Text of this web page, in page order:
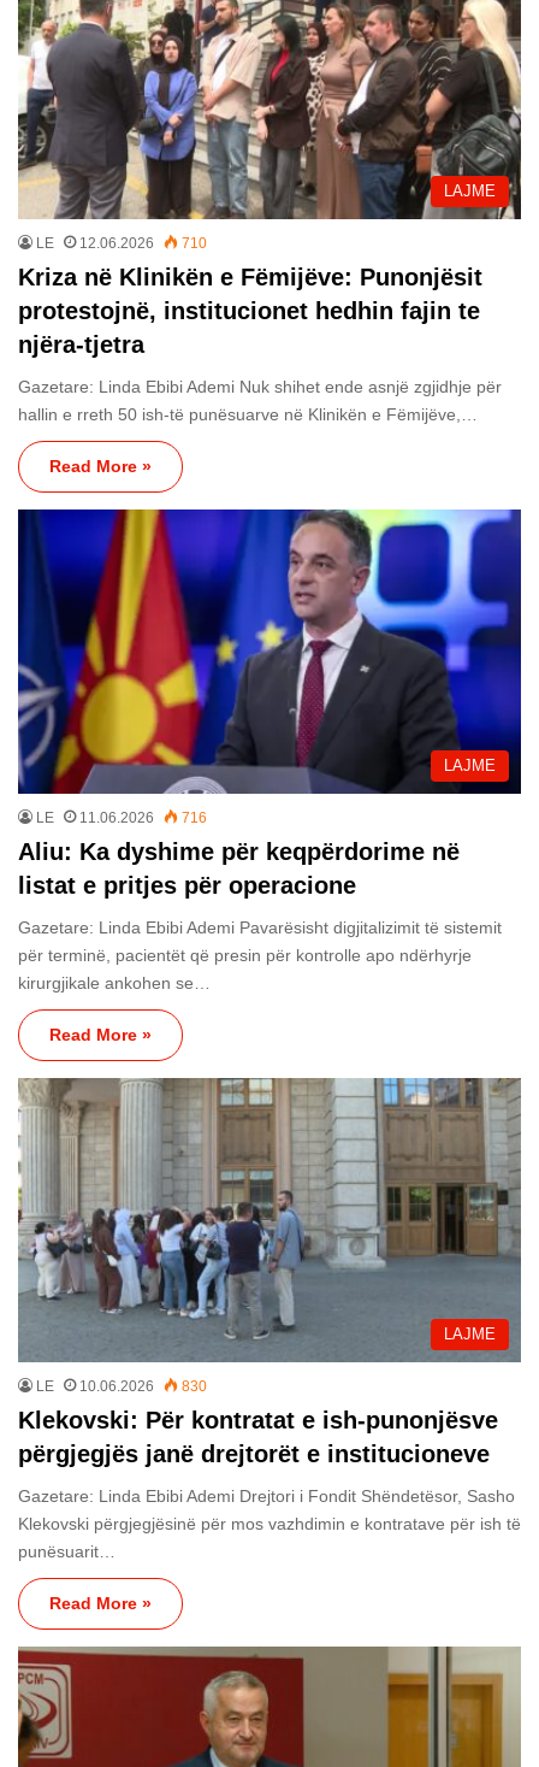
LAJME
LE 12.06.2026 710
Kriza në Klinikën e Fëmijëve: Punonjësit
protestojnë, institucionet hedhin fajin te
njëra-tjetra
Gazetare: Linda Ebibi Ademi Nuk shihet ende asnjë zgjidhje për
hallin e rreth 50 ish-të punësuarve në Klinikën e Fëmijëve,…
Read More »
LAJME
LE 11.06.2026 716
Aliu: Ka dyshime për keqpërdorime në
listat e pritjes për operacione
Gazetare: Linda Ebibi Ademi Pavarësisht digjitalizimit të sistemit
për terminë, pacientët që presin për kontrolle apo ndërhyrje
kirurgjikale ankohen se…
Read More »
LAJME
LE 10.06.2026 830
Klekovski: Për kontratat e ish-punonjësve
përgjegjës janë drejtorët e institucioneve
Gazetare: Linda Ebibi Ademi Drejtori i Fondit Shëndetësor, Sasho
Klekovski përgjegjësinë për mos vazhdimin e kontratave për ish të
punësuarit…
Read More »